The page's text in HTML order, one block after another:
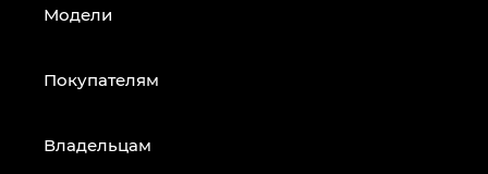
Модели
Покупателям
Владельцам